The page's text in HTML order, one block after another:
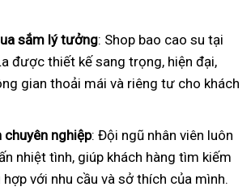
sắm lý tưởng: Shop bao cao su tại
được thiết kế sang trọng, hiện đại,
gian thoải mái và riêng tư cho khách
chuyên nghiệp: Đội ngũ nhân viên luôn
nhiệt tình, giúp khách hàng tìm kiếm
với nhu cầu và sở thích của mình.